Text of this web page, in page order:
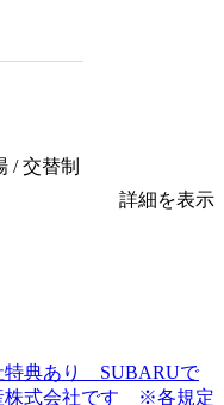
/ 交替制
詳細を表示